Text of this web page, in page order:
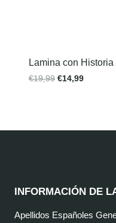
Lamina con
€19,99 €14,99
INFORMACIÓN DE
Apellidos Españoles